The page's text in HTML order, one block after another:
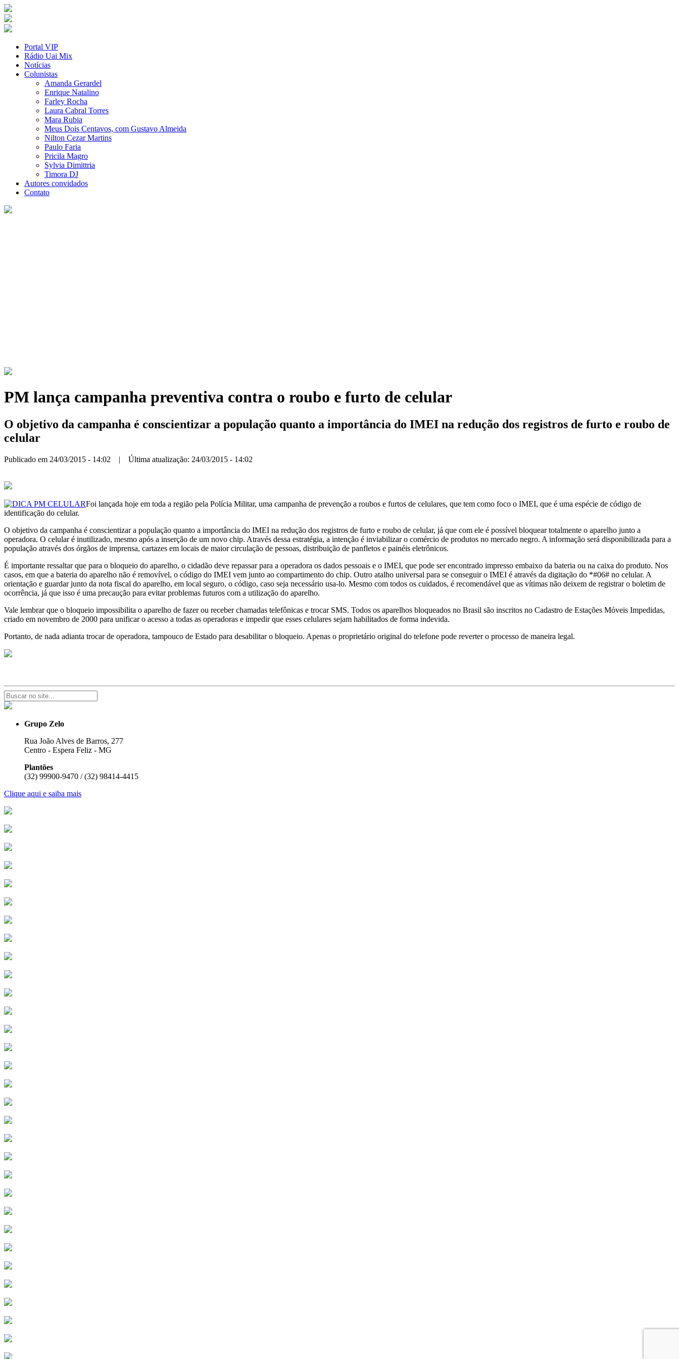
Portal VIP
Rádio Uai Mix
Notícias
Colunistas
Amanda Gerardel
Enrique Natalino
Farley Rocha
Laura Cabral Torres
Mara Rubia
Meus Dois Centavos, com Gustavo Almeida
Nilton Cezar Martins
Paulo Faria
Pricila Magro
Sylvia Dimittria
Timora DJ
Autores convidados
Contato
PM lança campanha preventiva contra o roubo e furto de celular
O objetivo da campanha é conscientizar a população quanto a importância do IMEI na redução dos registros de furto e roubo de
celular
Publicado em 24/03/2015 - 14:02 | Última atualização: 24/03/2015 - 14:02
Foi lançada hoje em toda a região pela Polícia Militar, uma campanha de prevenção a roubos e furtos de celulares, que tem como foco o IMEI, que é uma espécie de código de
identificação do celular.
O objetivo da campanha é conscientizar a população quanto a importância do IMEI na redução dos registros de furto e roubo de celular, já que com ele é possível bloquear totalmente o aparelho junto a
operadora. O celular é inutilizado, mesmo após a inserção de um novo chip. Através dessa estratégia, a intenção é inviabilizar o comércio de produtos no mercado negro. A informação será disponibilizada para a
população através dos órgãos de imprensa, cartazes em locais de maior circulação de pessoas, distribuição de panfletos e painéis eletrônicos.
É importante ressaltar que para o bloqueio do aparelho, o cidadão deve repassar para a operadora os dados pessoais e o IMEI, que pode ser encontrado impresso embaixo da bateria ou na caixa do produto. Nos
casos, em que a bateria do aparelho não é removível, o código do IMEI vem junto ao compartimento do chip. Outro atalho universal para se conseguir o IMEI é através da digitação do *#06# no celular. A
orientação e guardar junto da nota fiscal do aparelho, em local seguro, o código, caso seja necessário usa-lo. Mesmo com todos os cuidados, é recomendável que as vítimas não deixem de registrar o boletim de
ocorrência, já que isso é uma precaução para evitar problemas futuros com a utilização do aparelho.
Vale lembrar que o bloqueio impossibilita o aparelho de fazer ou receber chamadas telefônicas e trocar SMS. Todos os aparelhos bloqueados no Brasil são inscritos no Cadastro de Estações Móveis Impedidas,
criado em novembro de 2000 para unificar o acesso a todas as operadoras e impedir que esses celulares sejam habilitados de forma indevida.
Portanto, de nada adianta trocar de operadora, tampouco de Estado para desabilitar o bloqueio. Apenas o proprietário original do telefone pode reverter o processo de maneira legal.
Grupo Zelo
Rua João Alves de Barros, 277
Centro - Espera Feliz - MG
Plantões
(32) 99900-9470 / (32) 98414-4415
Clique aqui e saiba mais